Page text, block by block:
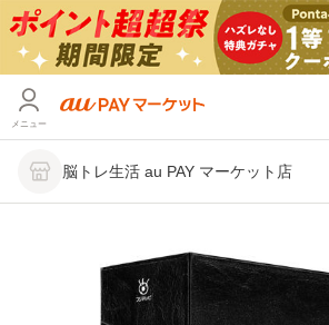
メニュー
脳トレ生活 au PAY マーケット店